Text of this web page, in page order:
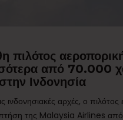
πιλότος
από 70.000
Ινδονησία
ινδονησιακές αρχές, ο πιλότος
της Malaysia Airlines